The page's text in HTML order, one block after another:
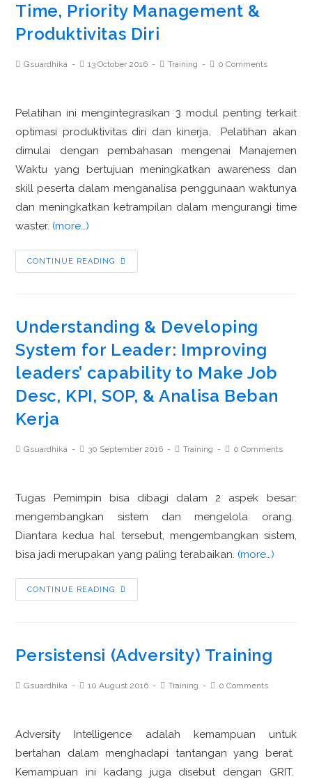
Time, Priority Management &
Produktivitas Diri
Gsuardhika 13 October 2016 Training 0 Comments
Pelatihan ini mengintegrasikan 3 modul penting terkait
optimasi produktivitas diri dan kinerja. Pelatihan akan
dimulai dengan pembahasan mengenai Manajemen
Waktu yang bertujuan meningkatkan awareness dan
skill peserta dalam menganalisa penggunaan waktunya
dan meningkatkan ketrampilan dalam mengurangi time
waster. (more…)
CONTINUE READING
Understanding & Developing
System for Leader: Improving
leaders’ capability to Make Job
Desc, KPI, SOP, & Analisa Beban
Kerja
Gsuardhika 30 September 2016 Training 0 Comments
Tugas Pemimpin bisa dibagi dalam 2 aspek besar:
mengembangkan sistem dan mengelola orang.
Diantara kedua hal tersebut, mengembangkan sistem,
bisa jadi merupakan yang paling terabaikan. (more…)
CONTINUE READING
Persistensi (Adversity) Training
Gsuardhika 10 August 2016 Training 0 Comments
Adversity Intelligence adalah kemampuan untuk
bertahan dalam menghadapi tantangan yang berat.
Kemampuan ini kadang juga disebut dengan GRIT.